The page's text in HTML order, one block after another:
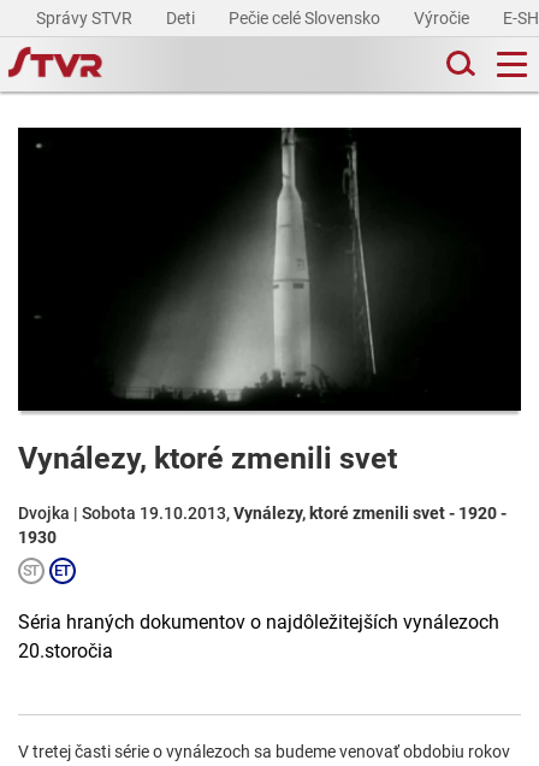
Správy STVR Deti Pečie celé Slovensko Výročie E-
Vynálezy, ktoré zmenili svet
Dvojka | Sobota 19.10.2013,Vynálezy, ktoré zmenili svet - 1920 -
1930
Séria hraných dokumentov o najdôležitejších vynálezoch
20.storočia
V tretej časti série o vynálezoch sa budeme venovať obdobiu rokov